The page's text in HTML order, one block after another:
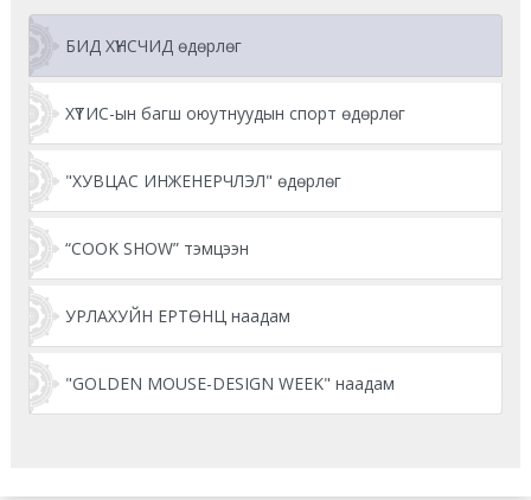
БИД ХҮНСЧИД өдөрлөг
ХҮТИС-ын багш оюутнуудын спорт өдөрлөг
"ХУВЦАС ИНЖЕНЕРЧЛЭЛ" өдөрлөг
“COOK SHOW” тэмцээн
УРЛАХУЙН ЕРТӨНЦ наадам
"GOLDEN MOUSE-DESIGN WEEK" наадам